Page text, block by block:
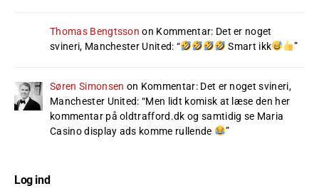
Thomas Bengtsson on Kommentar: Det er noget
svineri, Manchester United: “ Smart ikk ”
Søren Simonsen on Kommentar: Det er noget svineri,
Manchester United: “Men lidt komisk at læse den her
kommentar på oldtrafford.dk og samtidig se Maria
Casino display ads komme rullende
”
Log ind